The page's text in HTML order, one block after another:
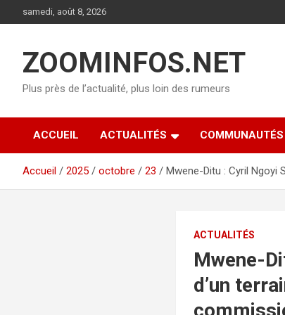
au
samedi, août 8, 2026
ZOOMINFOS.NET
Plus près de l’actualité, plus loin des rumeurs
ACCUEIL ACTUALITÉS COMMUNAUTÉS
Accueil 2025 octobre 23 Mwene-Ditu : Cyril Ngoyi
ACTUALITÉS
Mwene-
d’un